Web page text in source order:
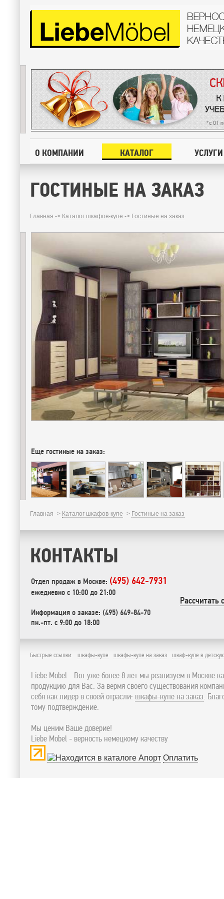
О КОМПАНИИ КАТАЛОГ УСЛУГИ
ГОСТИНЫЕ НА ЗАКАЗ
Главная -> Каталог шкафов-купе -> Гостиные на заказ
Еще гостиные на заказ:
Главная -> Каталог шкафов-купе -> Гостиные на заказ
КОНТАКТЫ
Отдел продаж в Москве: (495) 642-7931
ежедневно с 10:00 до 21:00
Информация о заказе: (495) 649-84-70
пн.-пт. с 9:00 до 18:00
Быстрые ссылки: шкафы-купе шкафы-купе на заказ шкаф-купе в
Liebe Mobel - Вот уже более 8 лет мы реализуем в Москве
продукцию для Вас. За вермя своего существования
себя как лидер в своей отрасли: шкафы-купе на заказ.
тому подтверждение.
Мы ценим Ваше доверие!
Liebe Mobel - верность немецкому качеству
Оплатить